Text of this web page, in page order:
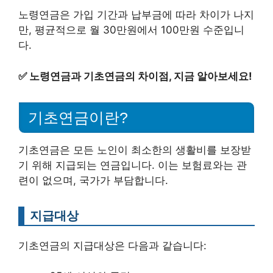
노령연금은 가입 기간과 납부금에 따라 차이가 나지
만, 평균적으로 월 30만원에서 100만원 수준입니
다.
✅ 노령연금과 기초연금의 차이점, 지금 알아보세요!
기초연금이란?
기초연금은 모든 노인이 최소한의 생활비를 보장받
기 위해 지급되는 연금입니다. 이는 보험료와는 관
련이 없으며, 국가가 부담합니다.
지급대상
기초연금의 지급대상은 다음과 같습니다: